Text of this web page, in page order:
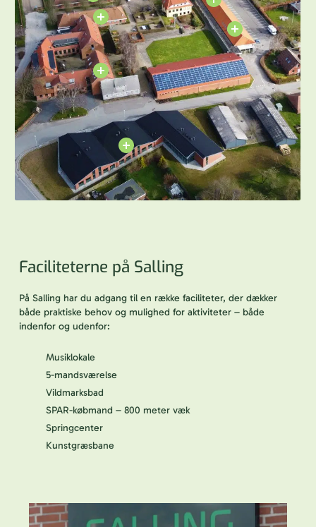
Faciliteterne på Salling
På Salling har du adgang til en række faciliteter, der dækker
både praktiske behov og mulighed for aktiviteter – både
indenfor og udenfor:
Musiklokale
5-mandsværelse
Vildmarksbad
SPAR-købmand – 800 meter væk
Springcenter
Kunstgræsbane